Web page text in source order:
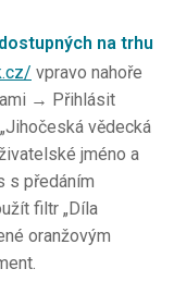
na trhu
vpravo nahoře
→ Přihlásit
vědecká
jméno a
s předáním
filtr „Díla
oranžovým